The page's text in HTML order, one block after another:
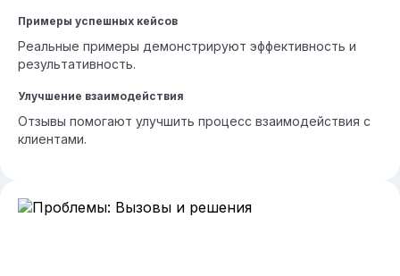
Примеры успешных кейсов
Реальные примеры демонстрируют эффективность и
результативность.
Улучшение взаимодействия
Отзывы помогают улучшить процесс взаимодействия с
клиентами.